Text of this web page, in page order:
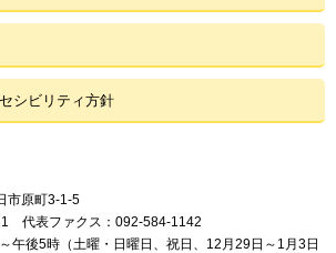
シビリティ方針
市原町3-1-5
代表ファクス：092-584-1142
午後5時（土曜・日曜日、祝日、12月29日～1月3日